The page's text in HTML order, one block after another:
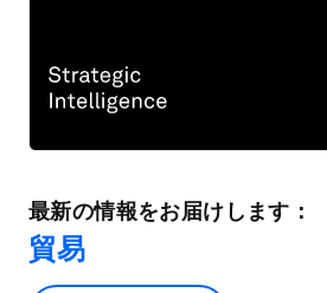
最新の情報をお届けします：
貿易